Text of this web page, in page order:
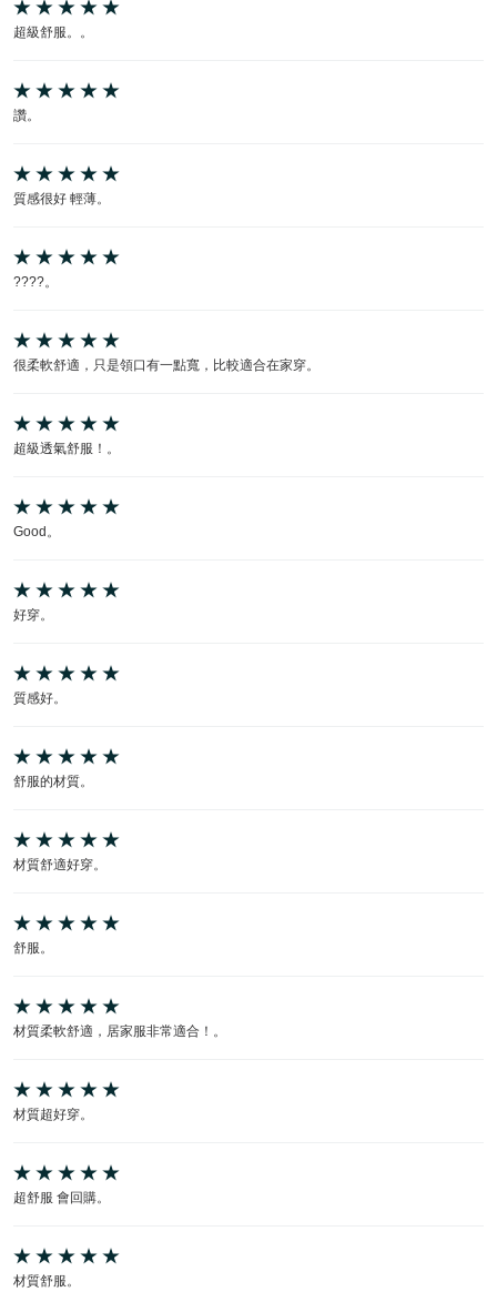
超級舒服。。
讚。
質感很好 輕薄。
????。
很柔軟舒適，只是領口有一點寬，比較適合在家穿。
超級透氣舒服！。
Good。
好穿。
質感好。
舒服的材質。
材質舒適好穿。
舒服。
材質柔軟舒適，居家服非常適合！。
材質超好穿。
超舒服 會回購。
材質舒服。